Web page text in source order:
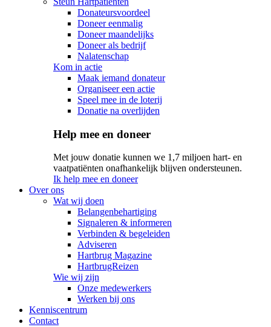
Donateursvoordeel
Doneer eenmalig
Doneer maandelijks
Doneer als bedrijf
Nalatenschap
Kom in actie
Maak iemand donateur
Organiseer een actie
Speel mee in de loterij
Donatie na overlijden
Help mee en doneer
Met jouw donatie kunnen we 1,7 miljoen hart- en
vaatpatiënten onafhankelijk blijven ondersteunen.
Ik help mee en doneer
Over ons
Wat wij doen
Belangenbehartiging
Signaleren & informeren
Verbinden & begeleiden
Adviseren
Hartbrug Magazine
HartbrugReizen
Wie wij zijn
Onze medewerkers
Werken bij ons
Kenniscentrum
Contact